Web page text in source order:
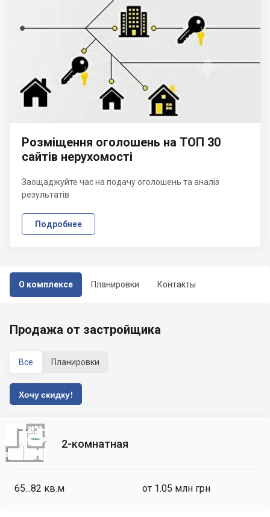
О комплексе Планировки Контакты
Розміщення оголошень на ТОП 30
сайтів нерухомості
Заощаджуйте час на подачу оголошень та аналіз
результатів
Подробнее
Продажа от застройщика
Все Планировки
Хочу скидку!
2-комнатная
65...82 кв.м от 1.05 млн грн